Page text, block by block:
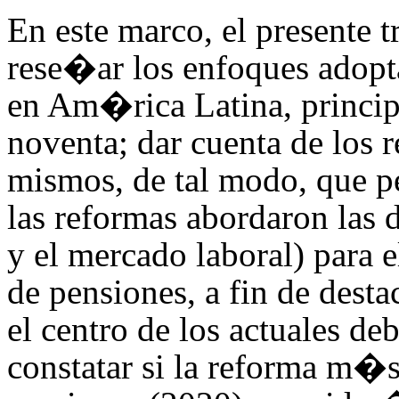
En este marco, el presente
rese�ar los enfoques
en Am�rica Latina,
noventa; dar cuenta de los
mismos, de tal modo, que
las reformas abordaron
y el mercado laboral) para
de pensiones, a fin de
el centro de los actuales
constatar si la reforma